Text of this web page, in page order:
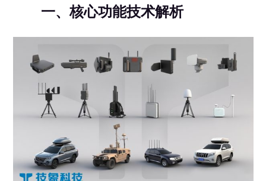
一、核心功能技术解析